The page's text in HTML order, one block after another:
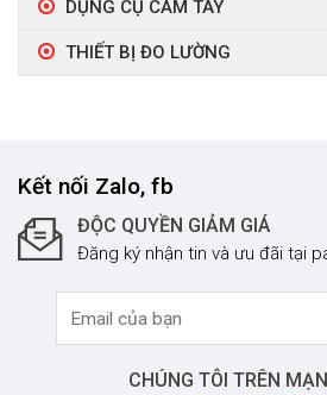
DỤNG CỤ CẦM TAY
THIẾT BỊ ĐO LƯỜNG
Kết nối Zalo, fb
ĐỘC QUYỀN GIẢM GIÁ
Đăng ký nhận tin và ưu đãi tại
CHÚNG TÔI TRÊN